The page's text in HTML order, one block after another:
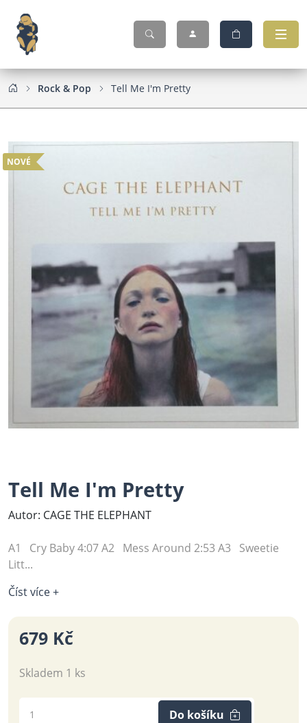
Rock & Pop Tell Me I'm Pretty
NOVÉ
Tell Me I'm Pretty
Autor: CAGE THE ELEPHANT
A1 Cry Baby 4:07 A2 Mess Around 2:53 A3 Sweetie
Litt...
Číst více +
679 Kč
Skladem 1 ks
Do košíku